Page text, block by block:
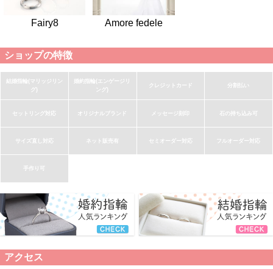
Fairy8 Amore fedele
ショップの特徴
結婚指輪(マリッジリン
グ)
婚約指輪(エンゲージリ
ング)
クレジットカード 分割払い
セットリング対応 オリジナルブランド メッセージ刻印 石の持ち込み可
サイズ直し対応 ネット販売有 セミオーダー対応 フルオーダー対応
手作り可
アクセス